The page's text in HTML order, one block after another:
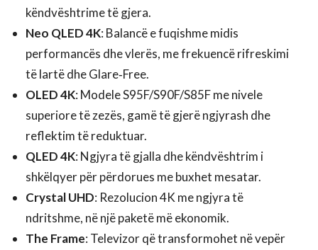
këndvështrime të gjera.
Neo QLED 4K: Balancë e fuqishme midis
performancës dhe vlerës, me frekuencë rifreskimi
të lartë dhe Glare‑Free.
OLED 4K: Modele S95F/S90F/S85F me nivele
superiore të zezës, gamë të gjerë ngjyrash dhe
reflektim të reduktuar.
QLED 4K: Ngjyra të gjalla dhe këndvështrim i
shkëlqyer për përdorues me buxhet mesatar.
Crystal UHD: Rezolucion 4K me ngjyra të
ndritshme, në një paketë më ekonomik.
The Frame: Televizor që transformohet në vepër